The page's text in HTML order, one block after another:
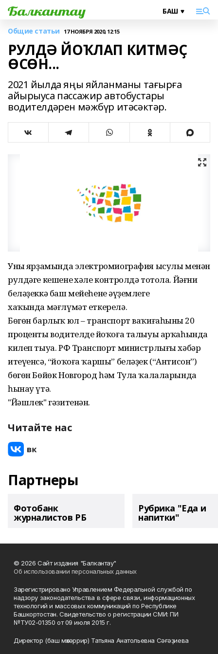
Общие статьи 17 НОЯБРЯ 2020, 12:15
РУЛДӘ ЙОҠЛАП КИТМӘҪ
ӨСӨН...
2021 йылда яңы яйланманы тағырға
айырыуса пассажир автобустары
водителдəрен мəжбүр итəсəктəр.
Уның ярҙамында электромиография ысулы менəн
рулдəге кешенең хəле контролдə тотола. Йəғни
белəҙеккə баш мейеһенең əүҙемлеге
хаҡында мəғлүмəт еткерелə.
Бөгөн барлыҡ юл – транспорт ваҡиғаһының 20
проценты водителдең йоҡоға талыуы арҡаһында
килеп тыуа. РФ Транспорт министрлығы хəбəр
итеүенсə, “йоҡоға ҡаршы” белəҙек (“Антисон”)
бөгөн Бөйөк Новгород һəм Тула ҡалаларында
һынау үтə.
"Йәшлек" гәзитенән.
Читайте нас
Партнеры
Фотобанк
журналистов РБ
Рубрика "Еда и
напитки"
© 2026 Сайт издания "Балкантау"
Об использовании персональных данных
Зарегистрировано Управлением Федеральной службой по
надзору законодательства в сфере связи, информационных
технологий и массовых коммуникаций по Республике
Башкортостан. Свидетельство о регистрации СМИ: ПИ
№ТУ02-01350 от 09 июля 2015 г.
Директор (баш мөхәррир) Татьяна Анатольевна Сәғәҙиева